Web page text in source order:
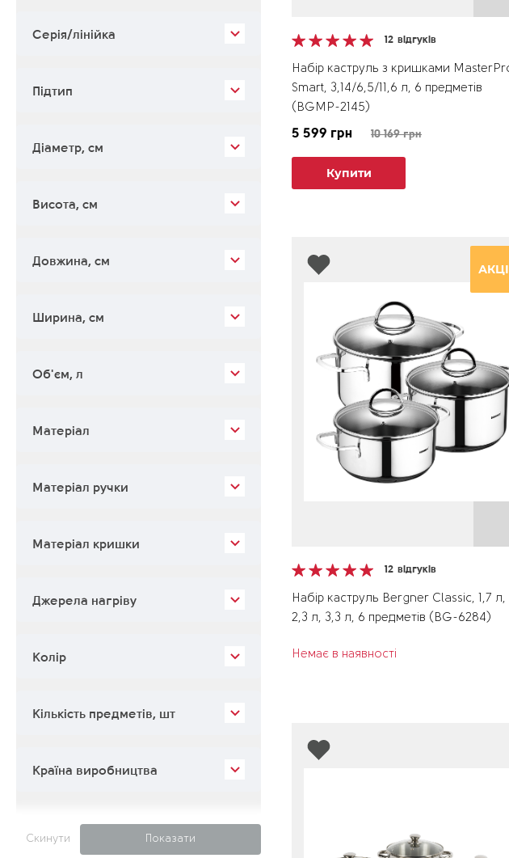
Серія/лінійка
Підтип
Діаметр, см
Висота, см
Довжина, см
Ширина, см
Об'єм, л
Матеріал
Матеріал ручки
Матеріал кришки
Джерела нагріву
Колір
Кількість предметів, шт
Країна виробництва
Скинути Показати
12 відгуків
Набір каструль з кришками
Smart, 3,14/6,5/11,6 л, 6 предметів
(BGMP-2145)
5 599 грн 10 169 грн
Купити
12 відгуків
Набір каструль Bergner Classic, 1,7 л,
2,3 л, 3,3 л, 6 предметів (BG-6284)
Немає в наявності